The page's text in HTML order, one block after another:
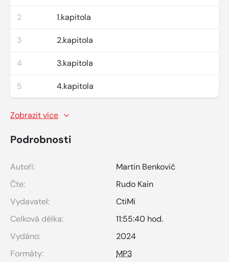
2 1.kapitola
3 2.kapitola
4 3.kapitola
5 4.kapitola
Zobrazit více
Podrobnosti
Autoři:
Martin Benkovič
Čte:
Rudo Kain
Vydavatel:
CtiMi
Celková délka:
11:55:40 hod.
Vydáno:
2024
Formáty:
MP3